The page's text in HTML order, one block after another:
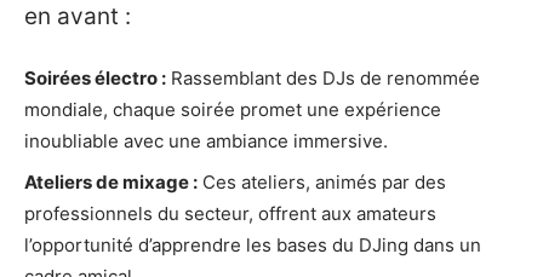
en avant :
Soirées électro : Rassemblant des DJs de renommée
mondiale, chaque soirée promet une expérience
inoubliable avec une ambiance immersive.
Ateliers de mixage : Ces ateliers, animés par des
professionnels du secteur, offrent aux amateurs
l’opportunité d’apprendre les bases du DJing dans un